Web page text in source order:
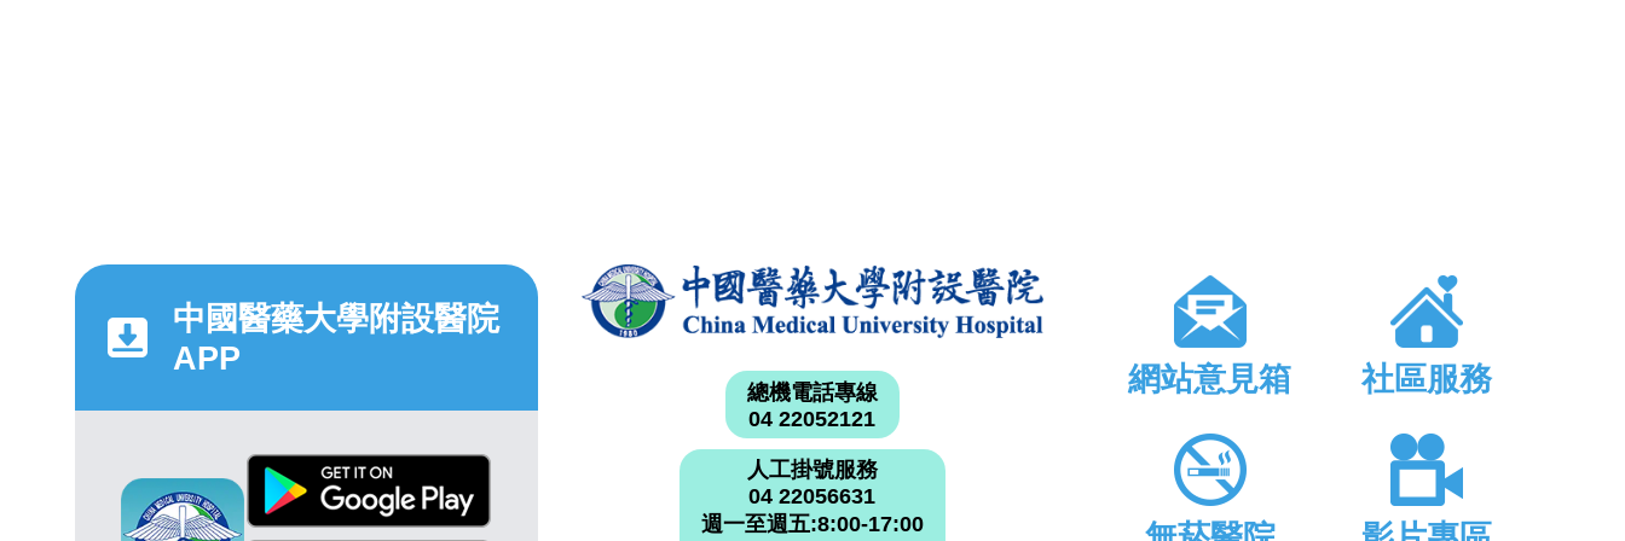
中國醫藥大學附設醫院
APP
總機電話專線
04 22052121
人工掛號服務
04 22056631
週一至週五:8:00-17:00
網站意見箱 社區服務